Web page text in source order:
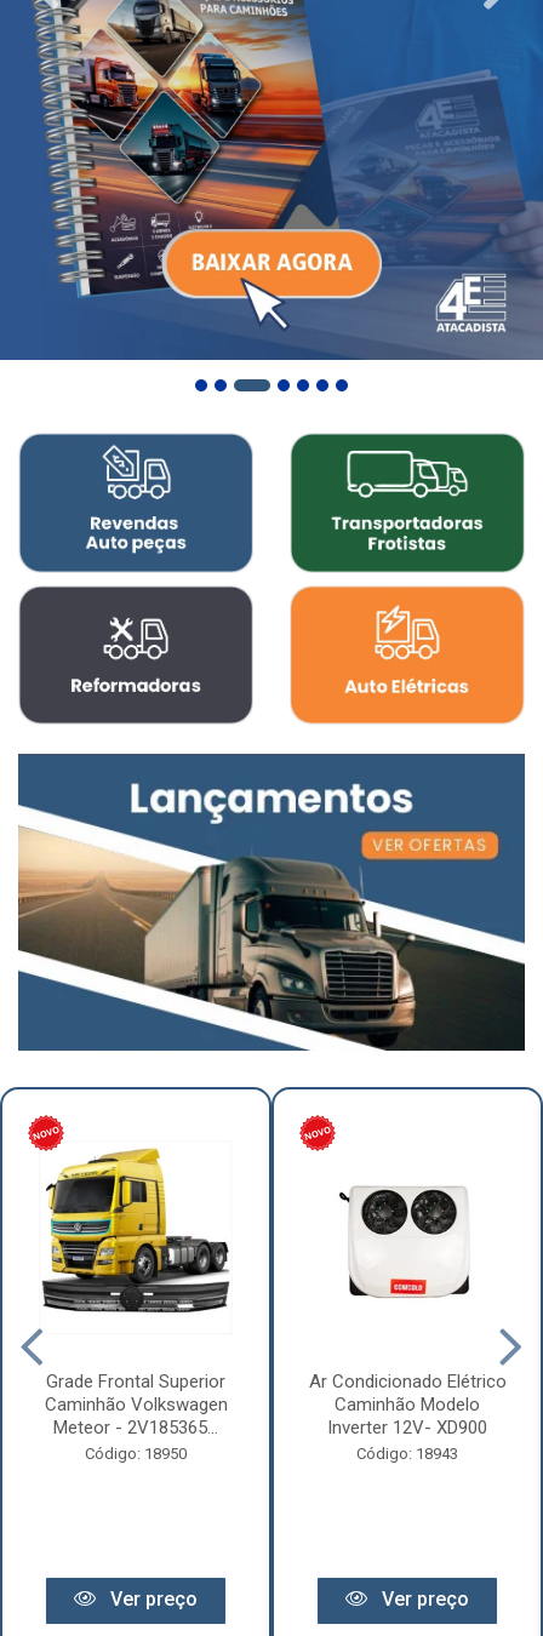
Grade Frontal Superior
Caminhão Volkswagen
Meteor - 2V185365...
Código: 18950
Ver preço
Ar Condicionado Elétrico
Caminhão Modelo
Inverter 12V- XD900
Código: 18943
Ver preço